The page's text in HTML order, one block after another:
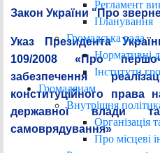
Регламент
Планування
Громадська рада
Нормативні
Інститути
Громадянам
Внутрішня
Організація
Про місцеві
Закон України "Про
Указ Президента
109/2008 «Про
забезпечення
конституційного права
державної влади
самоврядування»